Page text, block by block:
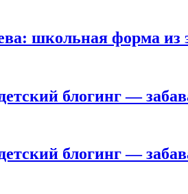
школьная форма из
блогинг —
блогинг —